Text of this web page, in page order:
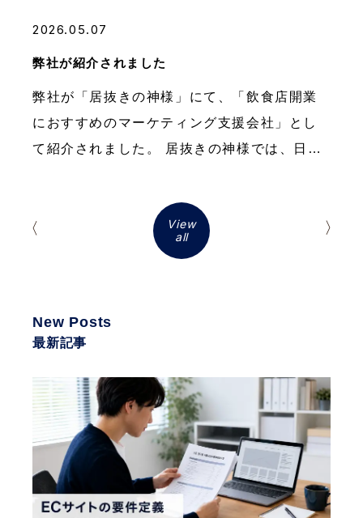
2026.05.07
弊社が紹介されました
弊社が「居抜きの神様」にて、「飲食店開業
におすすめのマーケティング支援会社」とし
て紹介されました。 居抜きの神様では、日本
す。（物件例：池袋駅周辺の居抜き物件・名
古屋駅周辺の居抜き物 […]
View
all
New Posts
最新記事